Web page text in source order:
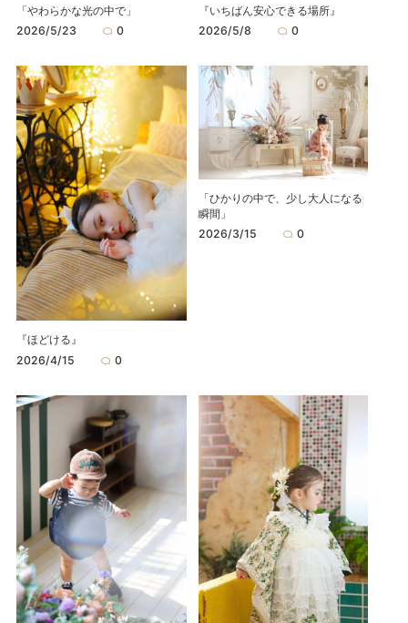
「やわらかな光の中で」
2026/5/23
0
『いちばん安心できる場所』
2026/5/8
0
『ほどける』
2026/4/15
0
「ひかりの中で、少し大人になる
瞬間」
2026/3/15
0